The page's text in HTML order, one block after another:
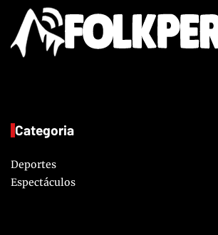
Categoria
Deportes
Espectáculos